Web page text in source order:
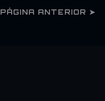
PÁGINA ANTERIOR ➤